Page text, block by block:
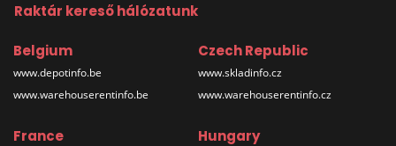
Raktár kereső hálózatunk
Belgium
www.depotinfo.be
www.warehouserentinfo.be
Czech Republic
www.skladinfo.cz
www.warehouserentinfo.cz
France Hungary